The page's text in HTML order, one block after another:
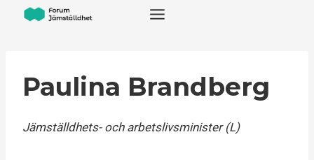
Paulina Brandberg
Jämställdhets- och arbetslivsminister (L)